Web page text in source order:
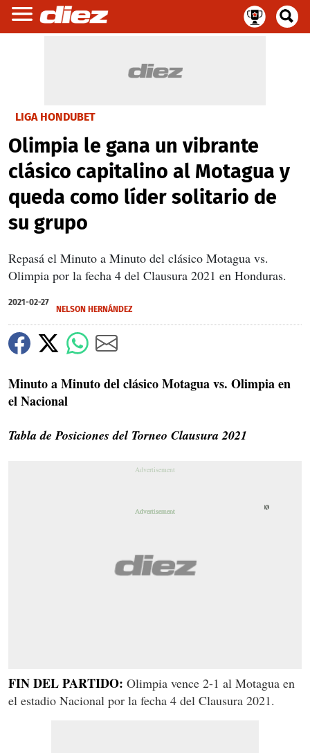
LIGA HONDUBET
Olimpia le gana un vibrante
clásico capitalino al Motagua y
queda como líder solitario de
su grupo
Repasá el Minuto a Minuto del clásico Motagua vs.
Olimpia por la fecha 4 del Clausura 2021 en Honduras.
2021-02-27
NELSON HERNÁNDEZ
Minuto a Minuto del clásico Motagua vs. Olimpia en
el Nacional
Tabla de Posiciones del Torneo Clausura 2021
FIN DEL PARTIDO: Olimpia vence 2-1 al Motagua en
el estadio Nacional por la fecha 4 del Clausura 2021.
X
X
X
X
X
X